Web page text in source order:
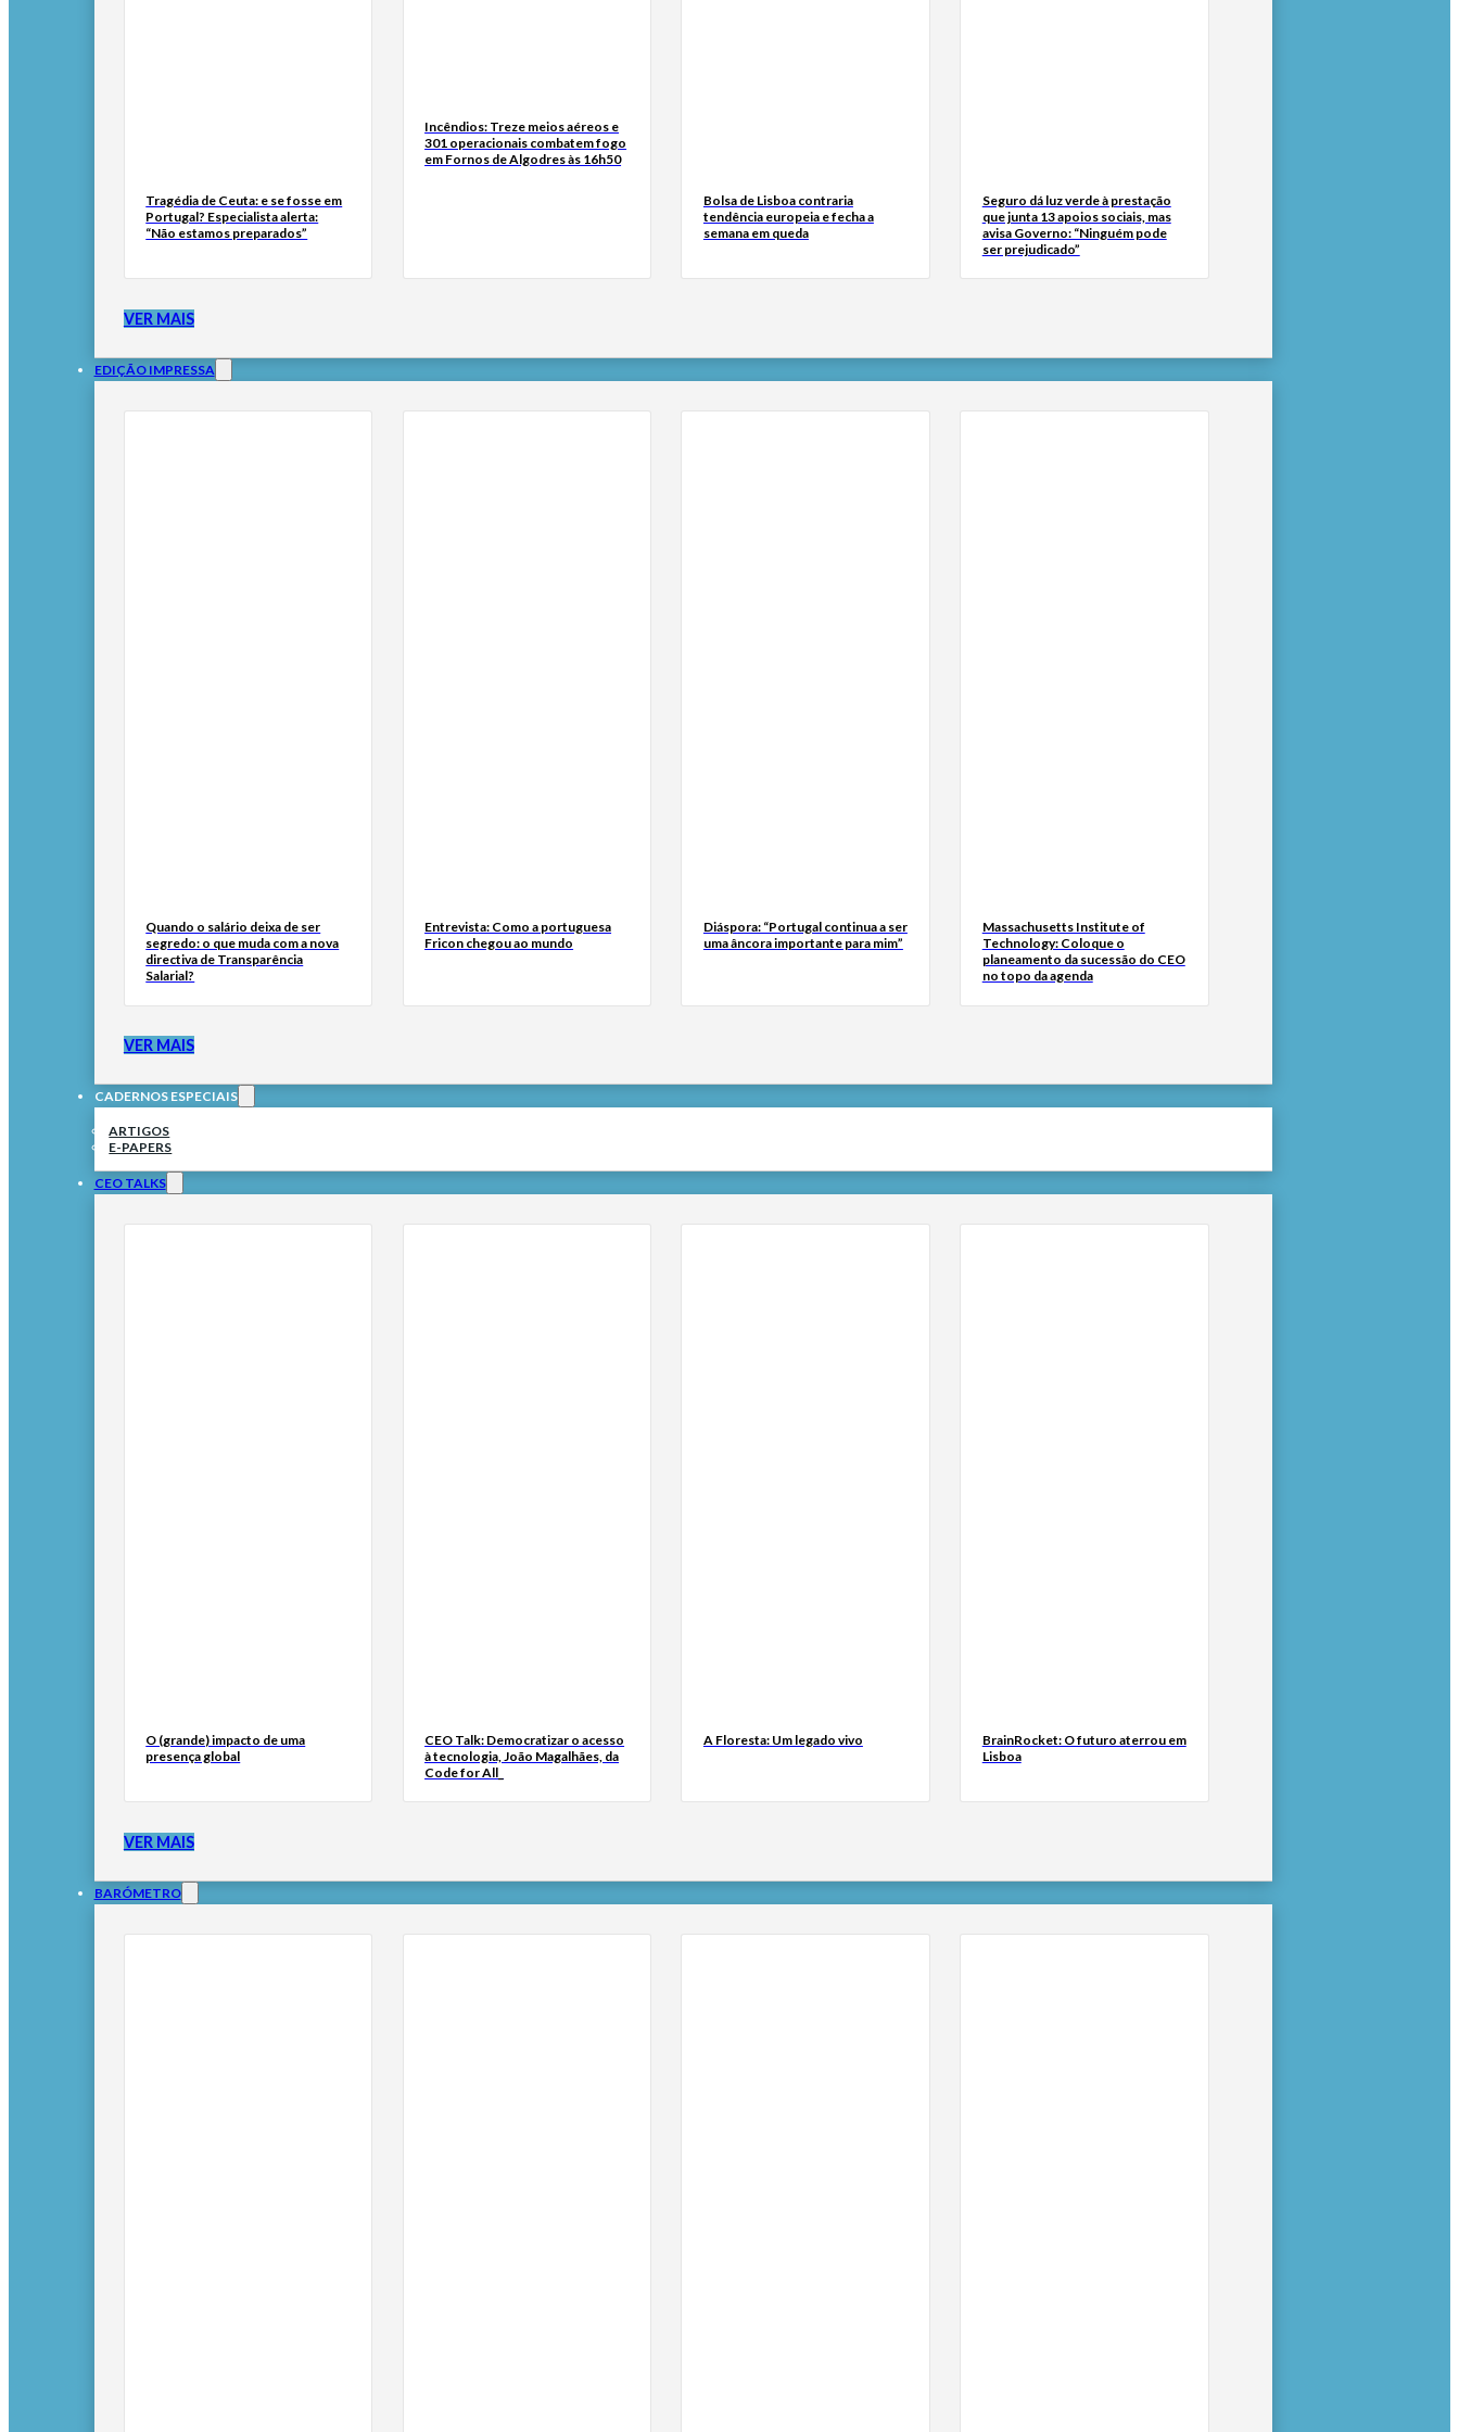
Tragédia de Ceuta: e se fosse em
Portugal? Especialista alerta:
“Não estamos preparados”
Incêndios: Treze meios aéreos e
301 operacionais combatem fogo
em Fornos de Algodres às 16h50
Bolsa de Lisboa contraria
tendência europeia e fecha a
semana em queda
Seguro dá luz verde à prestação
que junta 13 apoios sociais, mas
avisa Governo: “Ninguém pode
ser prejudicado”
VER MAIS
EDIÇÃO IMPRESSA
Quando o salário deixa de ser
segredo: o que muda com a nova
directiva de Transparência
Salarial?
Entrevista: Como a portuguesa
Fricon chegou ao mundo
Diáspora: “Portugal continua a ser
uma âncora importante para mim”
Massachusetts Institute of
Technology: Coloque o
planeamento da sucessão do CEO
no topo da agenda
VER MAIS
CADERNOS ESPECIAIS
ARTIGOS
E-PAPERS
CEO TALKS
O (grande) impacto de uma
presença global
CEO Talk: Democratizar o acesso
à tecnologia, João Magalhães, da
Code for All_
A Floresta: Um legado vivo
BrainRocket: O futuro aterrou em
Lisboa
VER MAIS
BARÓMETRO